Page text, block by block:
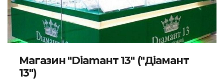
Магазин "Diаmант 13" ("Діамант
13")